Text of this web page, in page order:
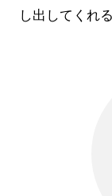
し出してくれる